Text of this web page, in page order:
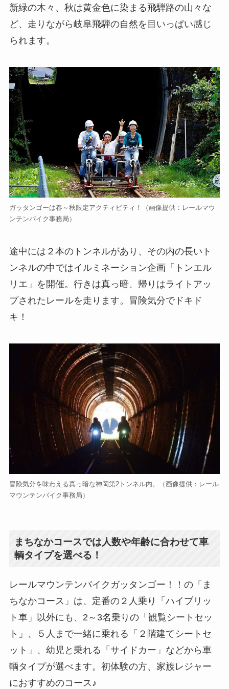
新緑の木々、秋は黄金色に染まる飛騨路の山々な
ど、走りながら岐阜飛騨の自然を目いっぱい感じ
られます。
ガッタンゴーは春～秋限定アクティビティ！（画像提供：レールマウ
ンテンバイク事務局）
途中には２本のトンネルがあり、その内の長いト
ンネルの中ではイルミネーション企画「トンエル
リエ」を開催。行きは真っ暗、帰りはライトアッ
プされたレールを走ります。冒険気分でドキド
キ！
冒険気分を味わえる真っ暗な神岡第2トンネル内。（画像提供：レール
マウンテンバイク事務局）
まちなかコースでは人数や年齢に合わせて車
輌タイプを選べる！
レールマウンテンバイクガッタンゴー！！の「ま
ちなかコース」は、定番の２人乗り「ハイブリッ
ト車」以外にも、2～3名乗りの「観覧シートセッ
ト」、５人まで一緒に乗れる「２階建てシートセ
ット」、幼児と乗れる「サイドカー」などから車
輌タイプが選べます。初体験の方、家族レジャー
におすすめのコース♪